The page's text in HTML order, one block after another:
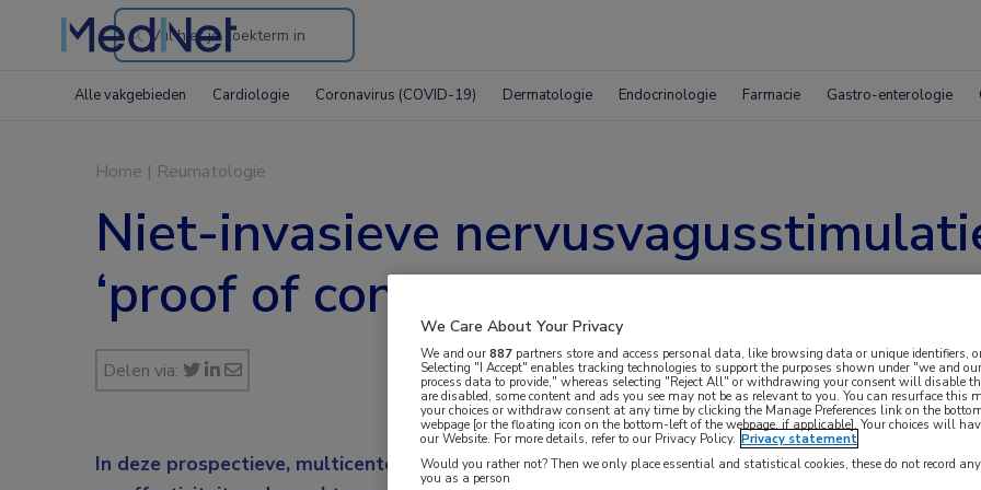
Search
the
Alle vakgebieden Cardiologie Coronavirus (COVID-19) Dermatologie Endocrinologie Farmacie Gastro-enterologie
Home | Reumatologie
Niet-invasieve
‘proof of concept’-studie
Delen via:
In deze prospectieve, multicenter, open label, proof of conceptstudie werden de veiligheid
We Care About Your Privacy
We and our887 partners store and access personal data, like browsing data or unique identifiers,
Selecting "I Accept" enables tracking technologies to support the purposes shown under "we and
process data to provide," whereas selecting "Reject All" or withdrawing your consent will disable
are disabled, some content and ads you see may not be as relevant to you. You can resurface this
your choices or withdraw consent at any time by clicking the Manage Preferences link on the
webpage [or the floating icon on the bottom-left of the webpage, if applicable]. Your choices will
our Website. For more details, refer to our Privacy Policy. Privacy statement
Would you rather not? Then we only place essential and statistical cookies, these do not record
you as a person